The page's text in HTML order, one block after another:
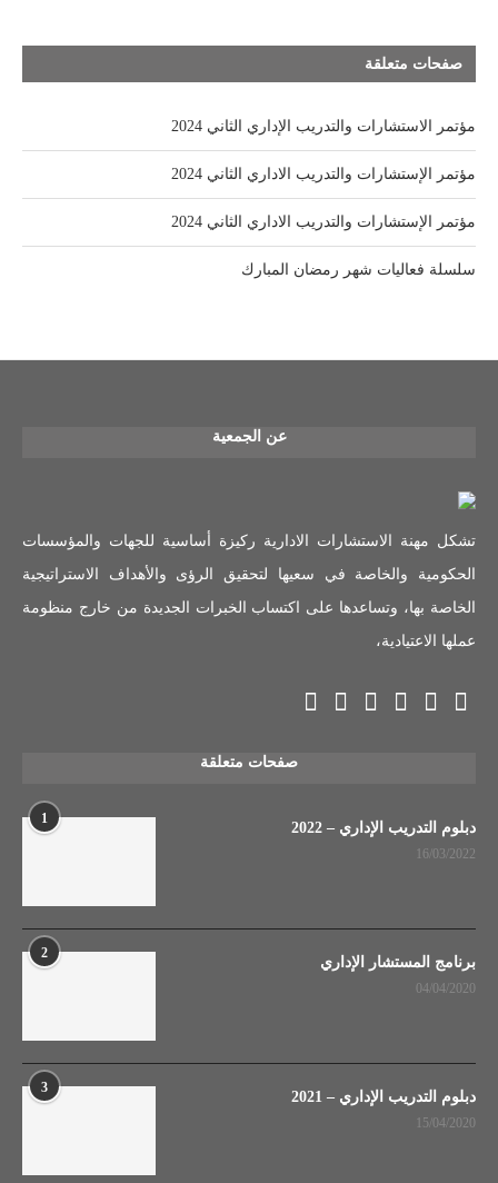
صفحات متعلقة
مؤتمر الاستشارات والتدريب الإداري الثاني 2024
مؤتمر الإستشارات والتدريب الاداري الثاني 2024
مؤتمر الإستشارات والتدريب الاداري الثاني 2024
سلسلة فعاليات شهر رمضان المبارك
عن الجمعية
تشكل مهنة الاستشارات الادارية ركيزة أساسية للجهات والمؤسسات
الحكومية والخاصة في سعيها لتحقيق الرؤى والأهداف الاستراتيجية
الخاصة بها، وتساعدها على اكتساب الخبرات الجديدة من خارج منظومة
عملها الاعتيادية،
صفحات متعلقة
1
دبلوم التدريب الإداري – 2022
16/03/2022
2
برنامج المستشار الإداري
04/04/2020
3
دبلوم التدريب الإداري – 2021
15/04/2020